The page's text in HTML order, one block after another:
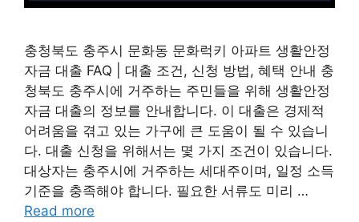
충청북도 충주시 문화동 문화럭키 아파트 생활안정
자금 대출 FAQ | 대출 조건, 신청 방법, 혜택 안내 충
청북도 충주시에 거주하는 주민들을 위해 생활안정
자금 대출의 정보를 안내합니다. 이 대출은 경제적
어려움을 겪고 있는 가구에 큰 도움이 될 수 있습니
다. 대출 신청을 위해서는 몇 가지 조건이 있습니다.
대상자는 충주시에 거주하는 세대주이며, 일정 소득
기준을 충족해야 합니다. 필요한 서류도 미리 …
Read more